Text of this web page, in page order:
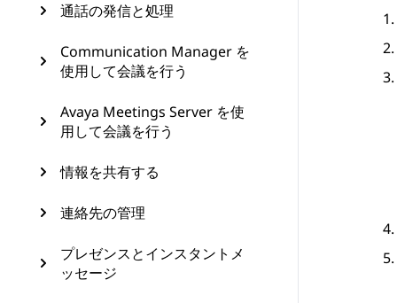
通話の発信と処理
Communication Manager を
使用して会議を行う
Avaya Meetings Server を使
用して会議を行う
情報を共有する
連絡先の管理
プレゼンスとインスタントメ
ッセージ